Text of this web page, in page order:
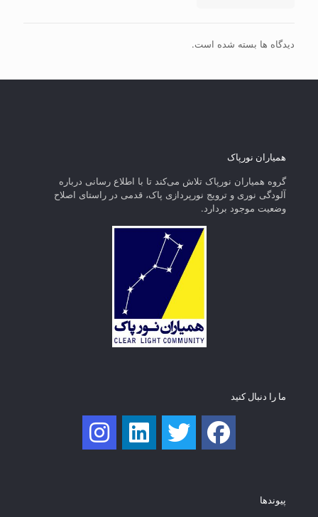
دیدگاه ها بسته شده است.
همیاران نورپاک
گروه همیاران نورپاک تلاش می‌کند تا با اطلاع رسانی درباره
آلودگی نوری و ترویج نورپردازی پاک، قدمی در راستای‌ اصلاح
وضعیت موجود بردارد.
ما را دنبال کنید
پیوند‌ها